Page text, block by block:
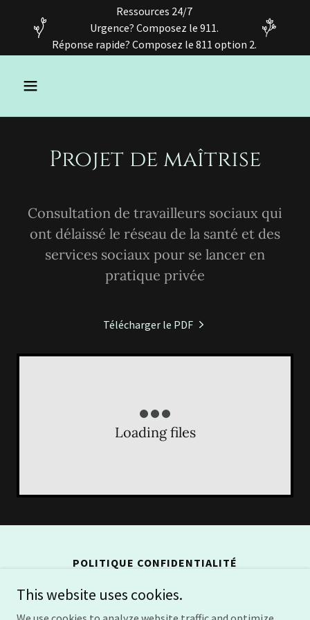
Ressources 24/7
Urgence? Composez le 911.
Réponse rapide? Composez le 811 option 2.
Projet de maîtrise
Consultation de travailleurs sociaux qui
ont délaissé le réseau de la santé et des
services sociaux pour se lancer en
pratique privée
Télécharger le PDF
Loading files
POLITIQUE CONFIDENTIALITÉ
This website uses cookies.